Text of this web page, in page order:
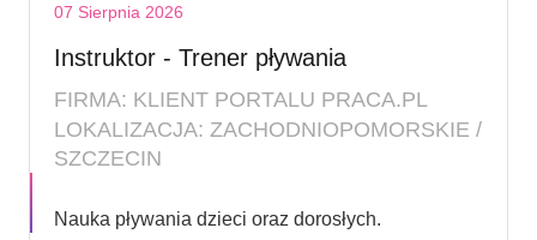
07 Sierpnia 2026
Instruktor - Trener pływania
FIRMA: KLIENT PORTALU PRACA.PL
LOKALIZACJA: ZACHODNIOPOMORSKIE /
SZCZECIN
Nauka pływania dzieci oraz dorosłych.